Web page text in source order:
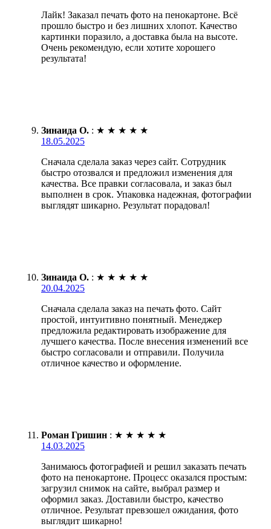
Лайк! Заказал печать фото на пенокартоне. Всё
прошло быстро и без лишних хлопот. Качество
картинки поразило, а доставка была на высоте.
Очень рекомендую, если хотите хорошего
результата!
Зинаида О. : ★ ★ ★ ★ ★
18.05.2025
Сначала сделала заказ через сайт. Сотрудник
быстро отозвался и предложил изменения для
качества. Все правки согласовала, и заказ был
выполнен в срок. Упаковка надежная, фотографии
выглядят шикарно. Результат порадовал!
Зинаида О. : ★ ★ ★ ★ ★
20.04.2025
Сначала сделала заказ на печать фото. Сайт
простой, интуитивно понятный. Менеджер
предложила редактировать изображение для
лучшего качества. После внесения изменений все
быстро согласовали и отправили. Получила
отличное качество и оформление.
Роман Гришин : ★ ★ ★ ★ ★
14.03.2025
Занимаюсь фотографией и решил заказать печать
фото на пенокартоне. Процесс оказался простым:
загрузил снимок на сайте, выбрал размер и
оформил заказ. Доставили быстро, качество
отличное. Результат превзошел ожидания, фото
выглядит шикарно!